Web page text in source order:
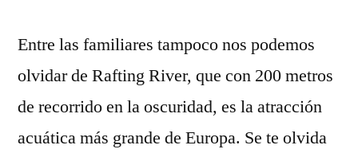
Entre las familiares tampoco nos podemos
olvidar de Rafting River, que con 200 metros
de recorrido en la oscuridad, es la atracción
acuática más grande de Europa. Se te olvida